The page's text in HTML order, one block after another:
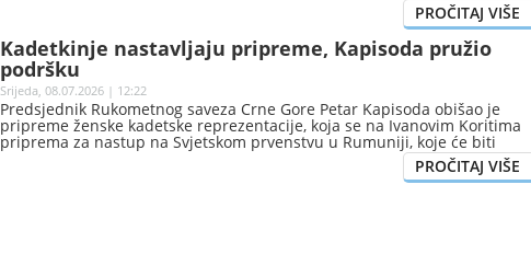
Kadetkinje nastavljaju pripreme, Kapisoda pružio
podršku
Srijeda, 08.07.2026 | 12:22
Predsjednik Rukometnog saveza Crne Gore Petar Kapisoda obišao je
pripreme ženske kadetske reprezentacije, koja se na Ivanovim Koritima
priprema za nastup na Svjetskom prvenstvu u Rumuniji, koje će biti
održano od 29. jula do 9. avgusta.